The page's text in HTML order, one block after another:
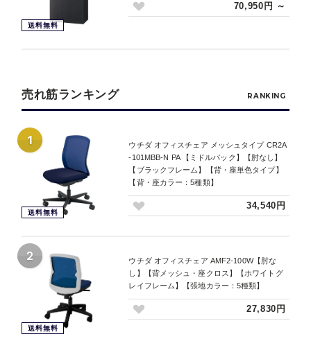
送料無料
70,950円 ～
売れ筋ランキング RANKING
1
送料無料
ウチダ オフィスチェア メッシュタイプ CR2A
-101MBB-N PA 【ミドルバック】【肘なし】
【ブラックフレーム】【背・座単色タイプ】
【背・座カラー：5種類】
34,540円
2
送料無料
ウチダ オフィスチェア AMF2-100W【肘な
し】【背メッシュ・座クロス】【ホワイトグ
レイフレーム】【張地カラー：5種類】
27,830円